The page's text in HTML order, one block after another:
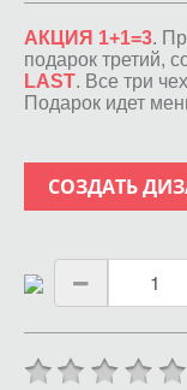
АКЦИЯ 1+1=3.
подарок третий,
LAST. Все три
Подарок идет
СОЗДАТЬ